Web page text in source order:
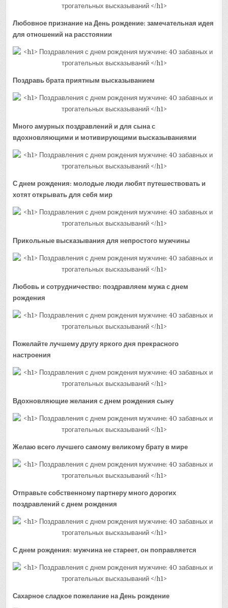
Любовное признание на День рождение: замечательная идея
для отношений на расстоянии
Поздравь брата приятным высказыванием
Много амурных поздравлений и для сына с
вдохновляющими и мотивирующими высказываниями
С днем рождения: молодые люди любят путешествовать и
хотят открывать для себя мир
Прикольные высказывания для непростого мужчины
Любовь и сотрудничество: поздравляем мужа с днем
рождения
Пожелайте лучшему другу яркого дня прекрасного
настроения
Вдохновляющие желания с днем рождения сыну
Желаю всего лучшего самому великому брату в мире
Отправьте собственному партнеру много дорогих
поздравлений с днем рождения
С днем рождения: мужчина не стареет, он поправляется
Сахарное сладкое пожелание на День рождение